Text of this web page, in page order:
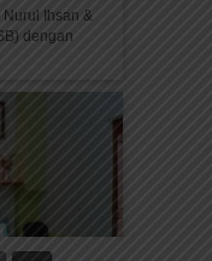
Nurul Ihsan &
dengan